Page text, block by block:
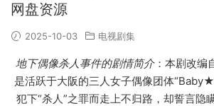
网盘资源
2025-10-03 电视剧集
地下偶像杀人事件的剧情简介：本剧改编
是活跃于大阪的三人女子偶像团体
犯下“杀人”之罪而走上不归路，却誓言隐